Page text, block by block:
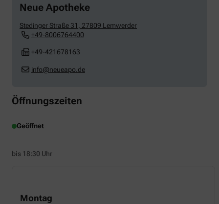
Neue Apotheke
Stedinger Straße 31 27809 Lemwerder
+49-8006764400
+49-421678163
info@neueapo.de
Öffnungszeiten
Geöffnet
bis 18:30 Uhr
Montag